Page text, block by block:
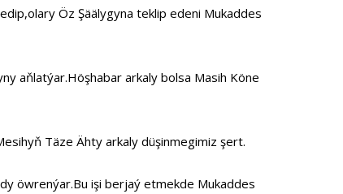
Öz Şäälygyna teklip edeni Mukaddes
aňlatýar.Höşhabar arkaly bolsa Masih Köne
Täze Ähty arkaly düşinmegimiz şert.
öwrenýar.Bu işi berjaý etmekde Mukaddes